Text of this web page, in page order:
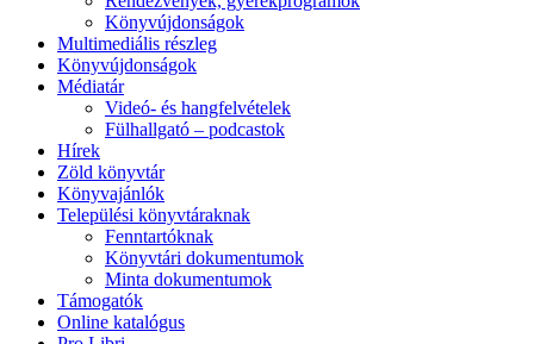
Könyvújdonságok
Multimediális részleg
Könyvújdonságok
Médiatár
Videó- és hangfelvételek
Fülhallgató – podcastok
Hírek
Zöld könyvtár
Könyvajánlók
Települési könyvtáraknak
Fenntartóknak
Könyvtári dokumentumok
Minta dokumentumok
Támogatók
Online katalógus